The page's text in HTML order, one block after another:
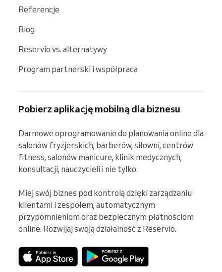
Referencje
Blog
Reservio vs. alternatywy
Program partnerski i współpraca
Pobierz aplikację mobilną dla biznesu
Darmowe oprogramowanie do planowania online dla
salonów fryzjerskich, barberów, siłowni, centrów
fitness, salonów manicure, klinik medycznych,
konsultacji, nauczycieli i nie tylko.
Miej swój biznes pod kontrolą dzięki zarządzaniu
klientami i zespołem, automatycznym
przypomnieniom oraz bezpiecznym płatnościom
online. Rozwijaj swoją działalność z Reservio.